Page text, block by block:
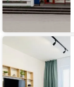
Апартаменты